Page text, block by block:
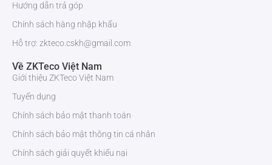
Hướng dẫn trả góp
Chính sách hàng nhập khẩu
Hỗ trợ: zkteco.cskh@gmail.com
Về ZKTeco Việt Nam
Giới thiệu ZKTeco Việt Nam
Tuyển dụng
Chính sách bảo mật thanh toán
Chính sách bảo mật thông tin cá nhân
Chính sách giải quyết khiếu nại